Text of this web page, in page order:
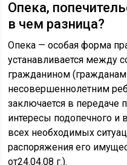
Опека,
в чем разница?
Опека — особая форма
устанавливается между
гражданином
несовершеннолетним
заключается в передаче
интересы подопечного и
всех необходимых
распоряжения его
от24.04.08 г.).